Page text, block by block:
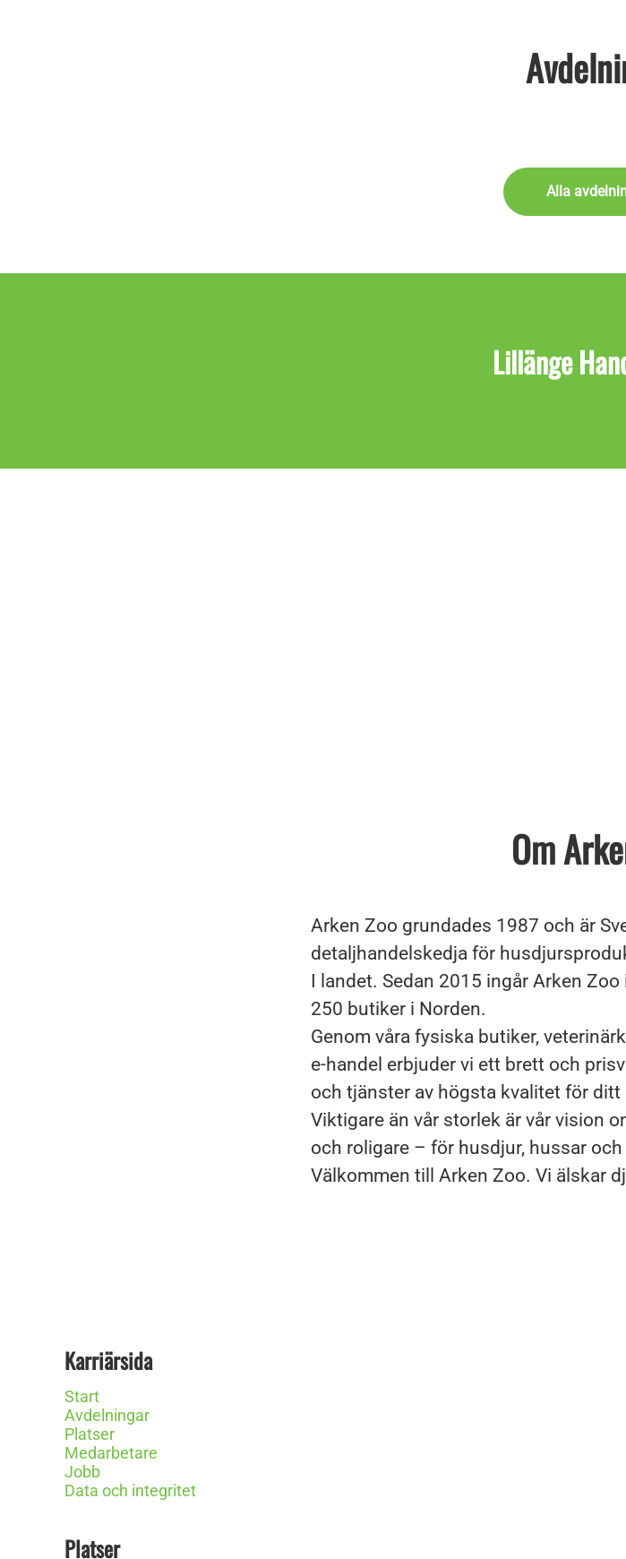
Alla
Lillänge
Om
Arken Zoo grundades 1987 och är
detaljhandelskedja för
I landet. Sedan 2015 ingår Arken
250 butiker i Norden.
Genom våra fysiska butiker,
e-handel erbjuder vi ett brett och
och tjänster av högsta kvalitet för ditt
Viktigare än vår storlek är vår vision
och roligare – för husdjur, hussar och
Välkommen till Arken Zoo. Vi älskar
Karriärsida
Start
Avdelningar
Platser
Medarbetare
Jobb
Data och integritet
Platser